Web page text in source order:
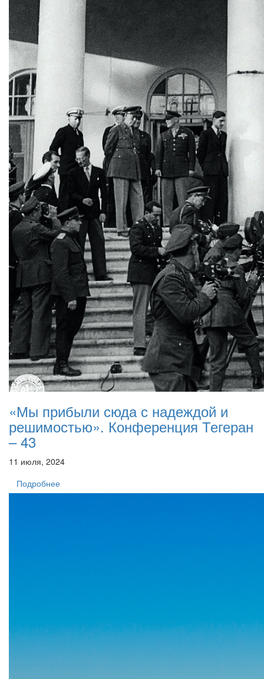
«Мы прибыли сюда с надеждой и
решимостью». Конференция Тегеран
– 43
11 июля, 2024
Подробнее